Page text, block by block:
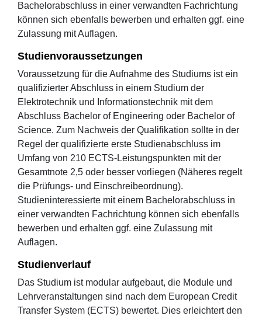
Bachelorabschluss in einer verwandten Fachrichtung
können sich ebenfalls bewerben und erhalten ggf. eine
Zulassung mit Auflagen.
Studienvoraussetzungen
Voraussetzung für die Aufnahme des Studiums ist ein
qualifizierter Abschluss in einem Studium der
Elektrotechnik und Informationstechnik mit dem
Abschluss Bachelor of Engineering oder Bachelor of
Science. Zum Nachweis der Qualifikation sollte in der
Regel der qualifizierte erste Studienabschluss im
Umfang von 210 ECTS-Leistungspunkten mit der
Gesamtnote 2,5 oder besser vorliegen (Näheres regelt
die Prüfungs- und Einschreibeordnung).
Studieninteressierte mit einem Bachelorabschluss in
einer verwandten Fachrichtung können sich ebenfalls
bewerben und erhalten ggf. eine Zulassung mit
Auflagen.
Studienverlauf
Das Studium ist modular aufgebaut, die Module und
Lehrveranstaltungen sind nach dem European Credit
Transfer System (ECTS) bewertet. Dies erleichtert den